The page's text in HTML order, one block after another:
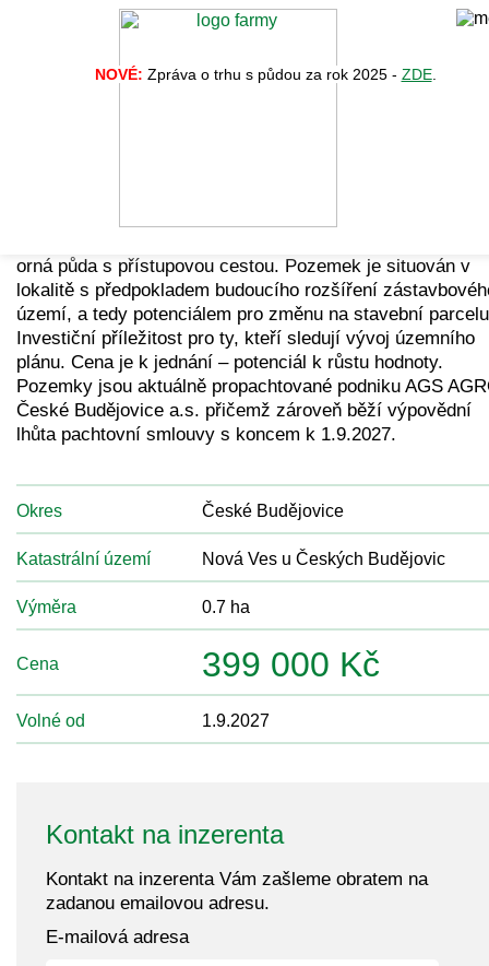
NOVÉ: Zpráva o trhu s půdou za rok 2025 - ZDE.
orná půda s přístupovou cestou. Pozemek je situován v
lokalitě s předpokladem budoucího rozšíření
území, a tedy potenciálem pro změnu na stavební
Investiční příležitost pro ty, kteří sledují vývoj územního
plánu. Cena je k jednání – potenciál k růstu hodnoty.
Pozemky jsou aktuálně propachtované podniku AGS
České Budějovice a.s. přičemž zároveň běží výpovědní
lhůta pachtovní smlouvy s koncem k 1.9.2027.
Okres České Budějovice
Katastrální území Nová Ves u Českých Budějovic
Výměra 0.7 ha
Cena 399 000 Kč
Volné od 1.9.2027
Kontakt na inzerenta
Kontakt na inzerenta Vám zašleme obratem na
zadanou emailovou adresu.
E-mailová adresa